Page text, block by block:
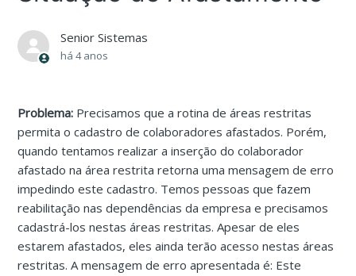
Senior Sistemas
há 4 anos
Problema: Precisamos que a rotina de áreas restritas
permita o cadastro de colaboradores afastados. Porém,
quando tentamos realizar a inserção do colaborador
afastado na área restrita retorna uma mensagem de erro
impedindo este cadastro. Temos pessoas que fazem
reabilitação nas dependências da empresa e precisamos
cadastrá-los nestas áreas restritas. Apesar de eles
estarem afastados, eles ainda terão acesso nestas áreas
restritas. A mensagem de erro apresentada é: Este